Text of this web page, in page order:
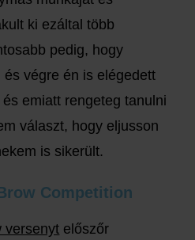
ki ezáltal több
pedig, hogy
végre én is elégedett
emiatt rengeteg tanulni
választ, hogy eljusson
is sikerült.
Competition
versenyt előszőr